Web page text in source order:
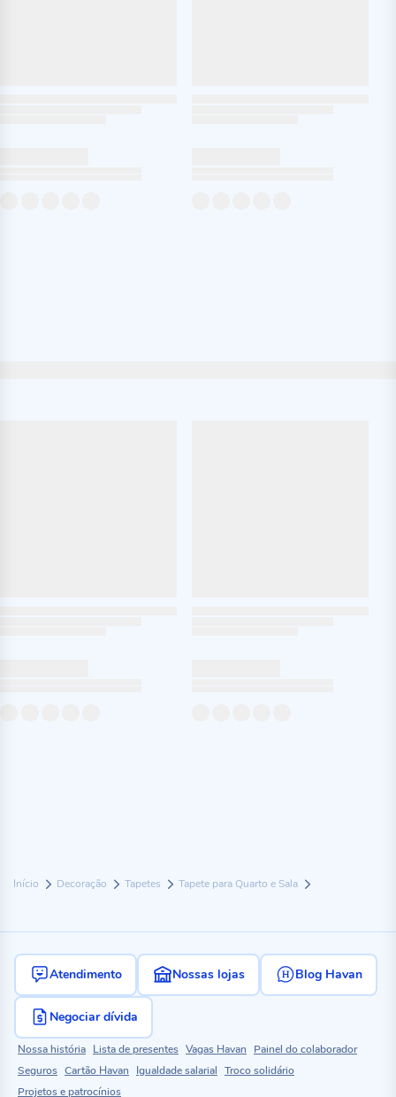
Início Decoração Tapetes Tapete para Quarto e Sala
Atendimento Nossas lojas Blog Havan
Negociar dívida
Nossa história Lista de presentes Vagas Havan
Painel do colaborador
Seguros Cartão Havan Igualdade salarial Troco solidário
Projetos e patrocínios